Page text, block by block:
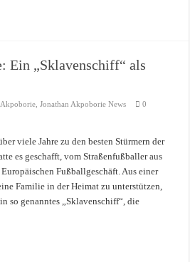
Ein „Sklavenschiff“ als
Akpoborie ,Jonathan Akpoborie News 0
viele Jahre zu den besten Stürmern der
es geschafft, vom Straßenfußballer aus
Fußballgeschäft. Aus einer
Familie in der Heimat zu unterstützen,
so genanntes „Sklavenschiff“, die